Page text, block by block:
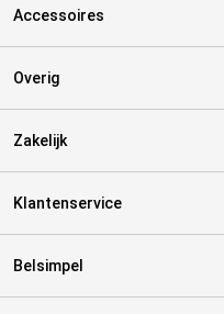
Accessoires
Overig
Zakelijk
Klantenservice
Belsimpel